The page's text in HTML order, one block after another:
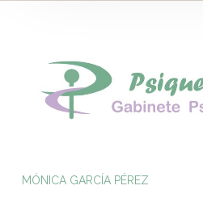
MÓNICA GARCÍA PÉREZ